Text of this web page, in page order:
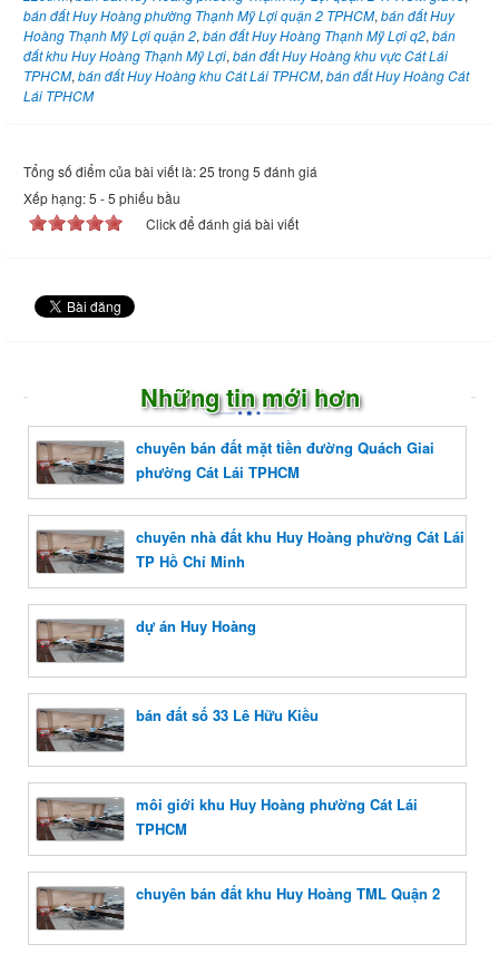
bán đất Huy Hoàng phường Thạnh Mỹ Lợi quận 2 TPHCM, bán đất Huy
Hoàng Thạnh Mỹ Lợi quận 2, bán đất Huy Hoàng Thạnh Mỹ Lợi q2, bán
đất khu Huy Hoàng Thạnh Mỹ Lợi, bán đất Huy Hoàng khu vực Cát Lái
TPHCM, bán đất Huy Hoàng khu Cát Lái TPHCM, bán đất Huy Hoàng Cát
Lái TPHCM
Tổng số điểm của bài viết là: 25 trong 5 đánh giá
Xếp hạng:5 -5 phiếu bầu
Click để đánh giá bài viết
Những tin mới hơn
chuyên bán đất mặt tiền đường Quách Giai
phường Cát Lái TPHCM
chuyên nhà đất khu Huy Hoàng phường Cát Lái
TP Hồ Chí Minh
dự án Huy Hoàng
bán đất số 33 Lê Hữu Kiều
môi giới khu Huy Hoàng phường Cát Lái
TPHCM
chuyên bán đất khu Huy Hoàng TML Quận 2